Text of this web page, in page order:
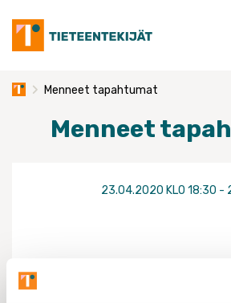
content
Menneet tapahtumat
Menneet
23.04.2020 KLO 18:30 -
KEVÄTVUOSIKOKOUKSEN
VIRKISTYSOHJELMA ALKAA